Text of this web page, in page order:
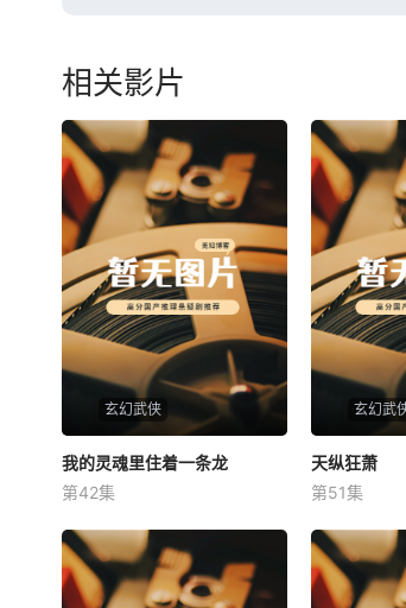
相关影片
玄幻武侠
我的灵魂里住着一条龙
未知
我的灵魂里住着一条龙
第42集
玄幻武
天纵狂萧
未知
天纵狂萧
第51集